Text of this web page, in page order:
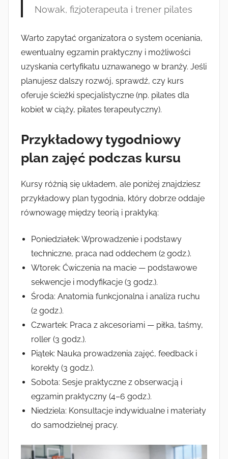
Nowak, fizjoterapeuta i trener pilates
Warto zapytać organizatora o system oceniania,
ewentualny egzamin praktyczny i możliwości
uzyskania certyfikatu uznawanego w branży. Jeśli
planujesz dalszy rozwój, sprawdź, czy kurs
oferuje ścieżki specjalistyczne (np. pilates dla
kobiet w ciąży, pilates terapeutyczny).
Przykładowy tygodniowy
plan zajęć podczas kursu
Kursy różnią się układem, ale poniżej znajdziesz
przykładowy plan tygodnia, który dobrze oddaje
równowagę między teorią i praktyką:
Poniedziałek: Wprowadzenie i podstawy
techniczne, praca nad oddechem (2 godz.).
Wtorek: Ćwiczenia na macie — podstawowe
sekwencje i modyfikacje (3 godz.).
Środa: Anatomia funkcjonalna i analiza ruchu
(2 godz.).
Czwartek: Praca z akcesoriami — piłka, taśmy,
roller (3 godz.).
Piątek: Nauka prowadzenia zajęć, feedback i
korekty (3 godz.).
Sobota: Sesje praktyczne z obserwacją i
egzamin praktyczny (4–6 godz.).
Niedziela: Konsultacje indywidualne i materiały
do samodzielnej pracy.